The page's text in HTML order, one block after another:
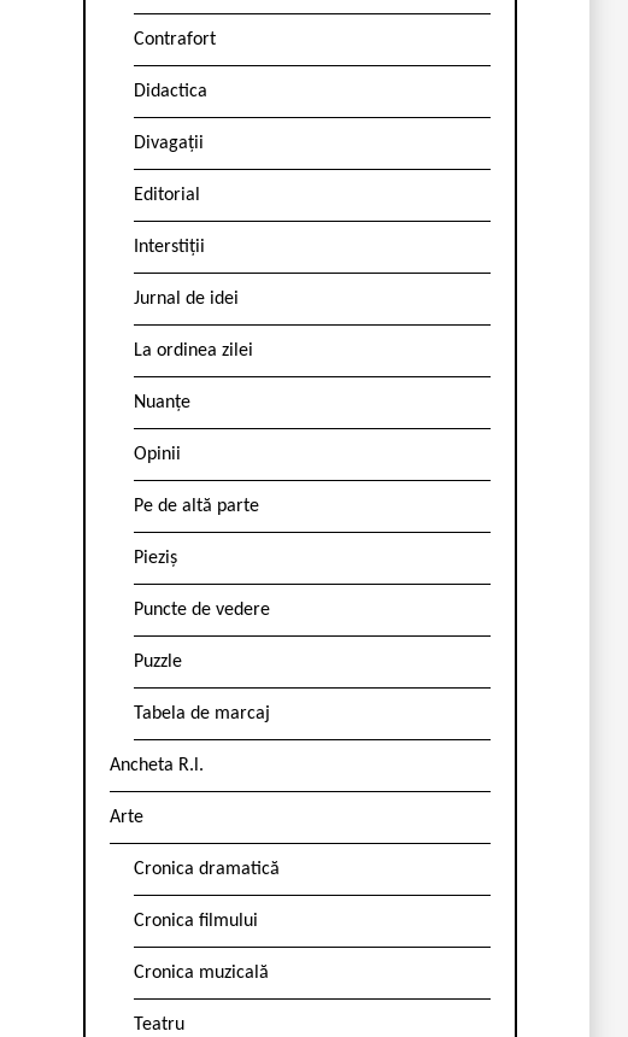
Contrafort
Didactica
Divagații
Editorial
Interstiții
Jurnal de idei
La ordinea zilei
Nuanțe
Opinii
Pe de altă parte
Pieziș
Puncte de vedere
Puzzle
Tabela de marcaj
Ancheta R.l.
Arte
Cronica dramatică
Cronica filmului
Cronica muzicală
Teatru